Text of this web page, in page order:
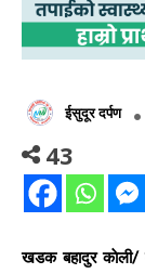
ईसुदूर दर्पण
43
खडक बहादुर